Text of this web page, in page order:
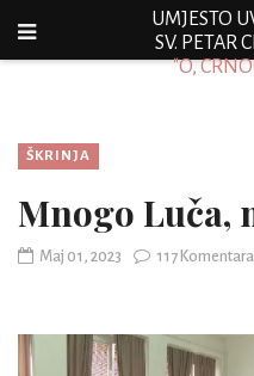
UMJESTO
SV. PETAR
"O,
ŠKRINJA
Mnogo Luča,
Maj 01, 2023 117 Komentara